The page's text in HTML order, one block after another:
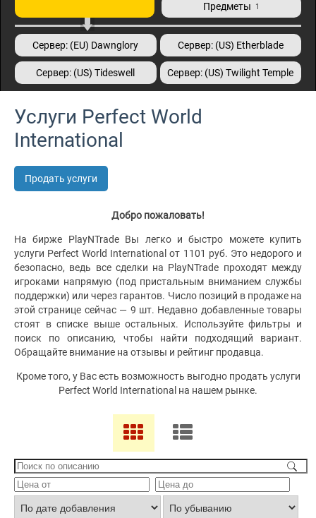
Предметы 1
Сервер: (EU) Dawnglory Сервер: (US) Etherblade
Сервер: (US) Tideswell Сервер: (US) Twilight Temple
Услуги Perfect World
International
Продать услуги
Добро пожаловать!
На бирже PlayNTrade Вы легко и быстро можете купить
услуги Perfect World International от 1101 руб. Это недорого и
безопасно, ведь все сделки на PlayNTrade проходят между
игроками напрямую (под пристальным вниманием службы
поддержки) или через гарантов. Число позиций в продаже на
этой странице сейчас — 9 шт. Недавно добавленные товары
стоят в списке выше остальных. Используйте фильтры и
поиск по описанию, чтобы найти подходящий вариант.
Обращайте внимание на отзывы и рейтинг продавца.
Кроме того, у Вас есть возможность выгодно продать услуги
Perfect World International на нашем рынке.